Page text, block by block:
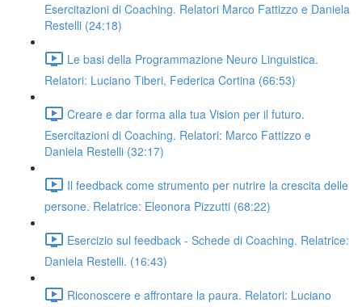
Esercitazioni di Coaching. Relatori Marco Fattizzo e Daniela
Restelli (24:18)
Le basi della Programmazione Neuro Linguistica.
Relatori: Luciano Tiberi, Federica Cortina (66:53)
Creare e dar forma alla tua Vision per il futuro.
Esercitazioni di Coaching. Relatori: Marco Fattizzo e
Daniela Restelli (32:17)
Il feedback come strumento per nutrire la crescita delle
persone. Relatrice: Eleonora Pizzutti (68:22)
Esercizio sul feedback - Schede di Coaching. Relatrice:
Daniela Restelli. (16:43)
Riconoscere e affrontare la paura. Relatori: Luciano